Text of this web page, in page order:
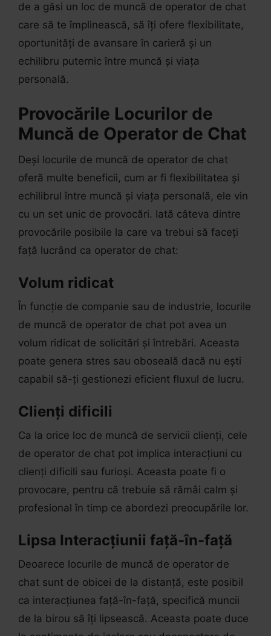
de a găsi un loc de muncă de operator de chat
care să te împlinească, să îți ofere flexibilitate,
oportunități de avansare în carieră și un
echilibru puternic între muncă și viața
personală.
Provocările Locurilor de
Muncă de Operator de Chat
Deși locurile de muncă de operator de chat
oferă multe beneficii, cum ar fi flexibilitatea și
echilibrul între muncă și viața personală, ele vin
cu un set unic de provocări. Iată câteva dintre
provocările posibile la care va trebui să faceți
față lucrând ca operator de chat:
Volum ridicat
În funcție de companie sau de industrie, locurile
de muncă de operator de chat pot avea un
volum ridicat de solicitări și întrebări. Aceasta
poate genera stres sau oboseală dacă nu ești
capabil să-ți gestionezi eficient fluxul de lucru.
Clienți dificili
Ca la orice loc de muncă de servicii clienți, cele
de operator de chat pot implica interacțiuni cu
clienți dificili sau furioși. Aceasta poate fi o
provocare, pentru că trebuie să rămâi calm și
profesional în timp ce abordezi preocupările lor.
Lipsa Interacțiunii față-în-față
Deoarece locurile de muncă de operator de
chat sunt de obicei de la distanță, este posibil
ca interacțiunea față-în-față, specifică muncii
de la birou să îți lipsească. Aceasta poate duce